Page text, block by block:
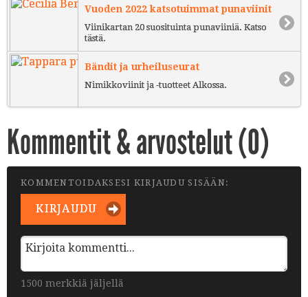
Vuoden 2022 katsotuimmat punaviinit
Viinikartan 20 suosituinta punaviiniä. Katso
tästä.
Bändit ja urheiluseurat
Nimikkoviinit ja -tuotteet Alkossa.
Kommentit & arvostelut (0)
KOMMENTOIDAKSESI KIRJAUDU SISÄÄN:
KIRJAUDU
1500 merkkiä jäljellä